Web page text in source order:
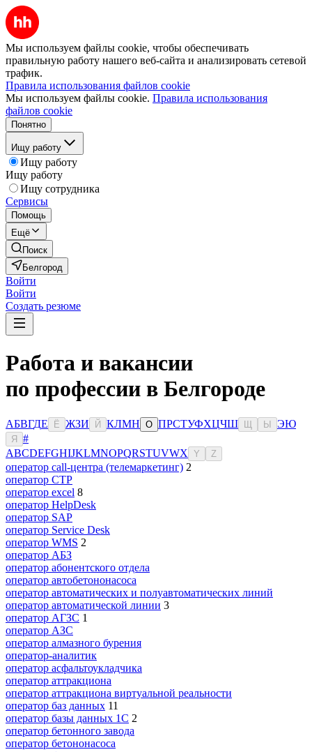
Мы используем файлы cookie, чтобы обеспечивать
правильную работу нашего веб-сайта и анализировать сетевой
трафик.
Правила использования файлов cookie
Мы используем файлы cookie. Правила использования
файлов cookie
Понятно
Ищу работу
Ищу работу
Ищу работу
Ищу сотрудника
Сервисы
Помощь
Ещё
Поиск
Белгород
Войти
Войти
Создать резюме
Работа и вакансии
по профессии в Белгороде
АБВГДЕ Ё ЖЗИ Й КЛМН О ПРСТУФХЦЧШ Ы ЭЮ
Я
#
ABCDEFGHIJKLMNOPQRSTUVWX Y Z
оператор call-центра (телемаркетинг) 2
оператор CTP
оператор excel 8
оператор HelpDesk
оператор SAP
оператор Service Desk
оператор WMS 2
оператор АБЗ
оператор абонентского отдела
оператор автобетононасоса
оператор автоматических и полуавтоматических линий
оператор автоматической линии 3
оператор АГЗС 1
оператор АЗС
оператор алмазного бурения
оператор-аналитик
оператор асфальтоукладчика
оператор аттракциона
оператор аттракциона виртуальной реальности
оператор баз данных 11
оператор базы данных 1С 2
оператор бетонного завода
оператор бетононасоса